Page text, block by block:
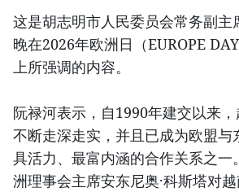
这是胡志明市人民委员会常务副主
晚在2026年欧洲日（EUROPE
上所强调的内容。
阮禄河表示，自1990年建交以来
不断走深走实，并且已成为欧盟与
具活力、最富内涵的合作关系之一
洲理事会主席安东尼奥·科斯塔对